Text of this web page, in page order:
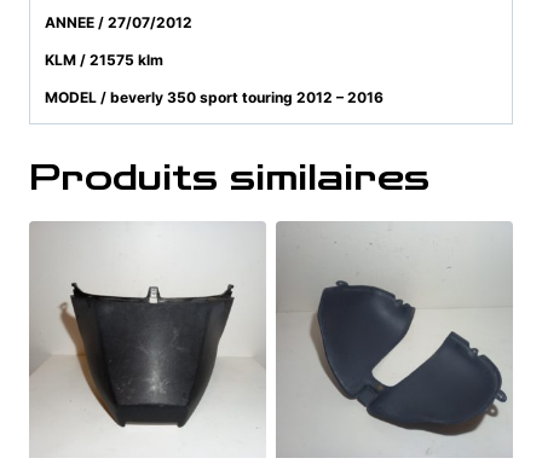
ANNEE / 27/07/2012
KLM / 21575 klm
MODEL / beverly 350 sport touring 2012 – 2016
Produits similaires